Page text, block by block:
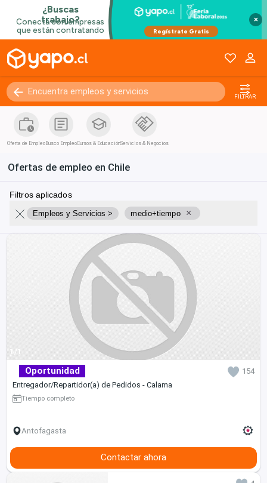
×
FILTRAR
Oferta de Empleo Busco EmpleoCursos & EducaciónServicios & Negocios
Ofertas de empleo en Chile
Filtros aplicados
Empleos y Servicios > medio+tiempo ×
1/1
Oportunidad
154
Entregador/Repartidor(a) de Pedidos - Calama
Tiempo completo
Antofagasta
Contactar ahora